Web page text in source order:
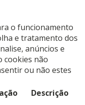
o funcionamento
e tratamento dos
anúncios e
cookies não
ou não estes
Descrição